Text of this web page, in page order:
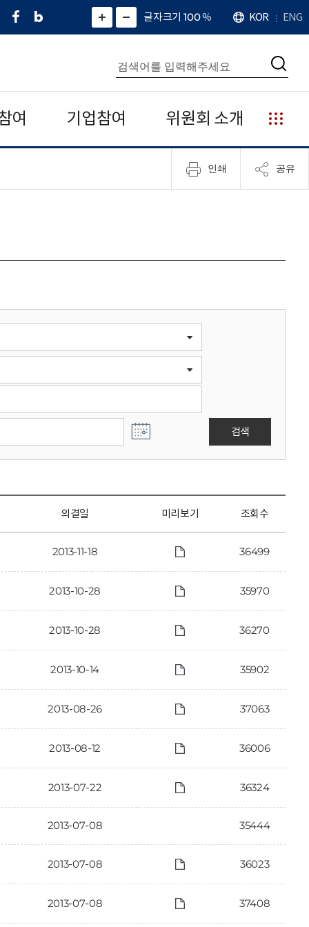
페
네
그
)
화
면
면
소
확
대
치
글자크기 100%
언
어
KOR ENG
통
합
검
색
검
여 기업참여 위원회 소개
누
리
집
안
인쇄 공유
검색
의결일 미리보기 조회수
2013-11-18 36499
2013-10-28 35970
2013-10-28 36270
2013-10-14 35902
2013-08-26 37063
2013-08-12 36006
2013-07-22 36324
2013-07-08 35444
2013-07-08 36023
2013-07-08 37408